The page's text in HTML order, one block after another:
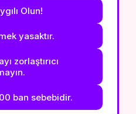
Olun!
yasaktır.
zorlaştırıcı
ban sebebidir.